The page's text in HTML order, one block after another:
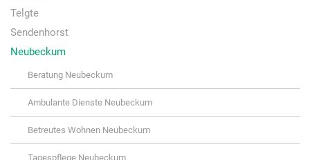
Telgte
Sendenhorst
Neubeckum
Beratung Neubeckum
Ambulante Dienste Neubeckum
Betreutes Wohnen Neubeckum
Tagespflege Neubeckum